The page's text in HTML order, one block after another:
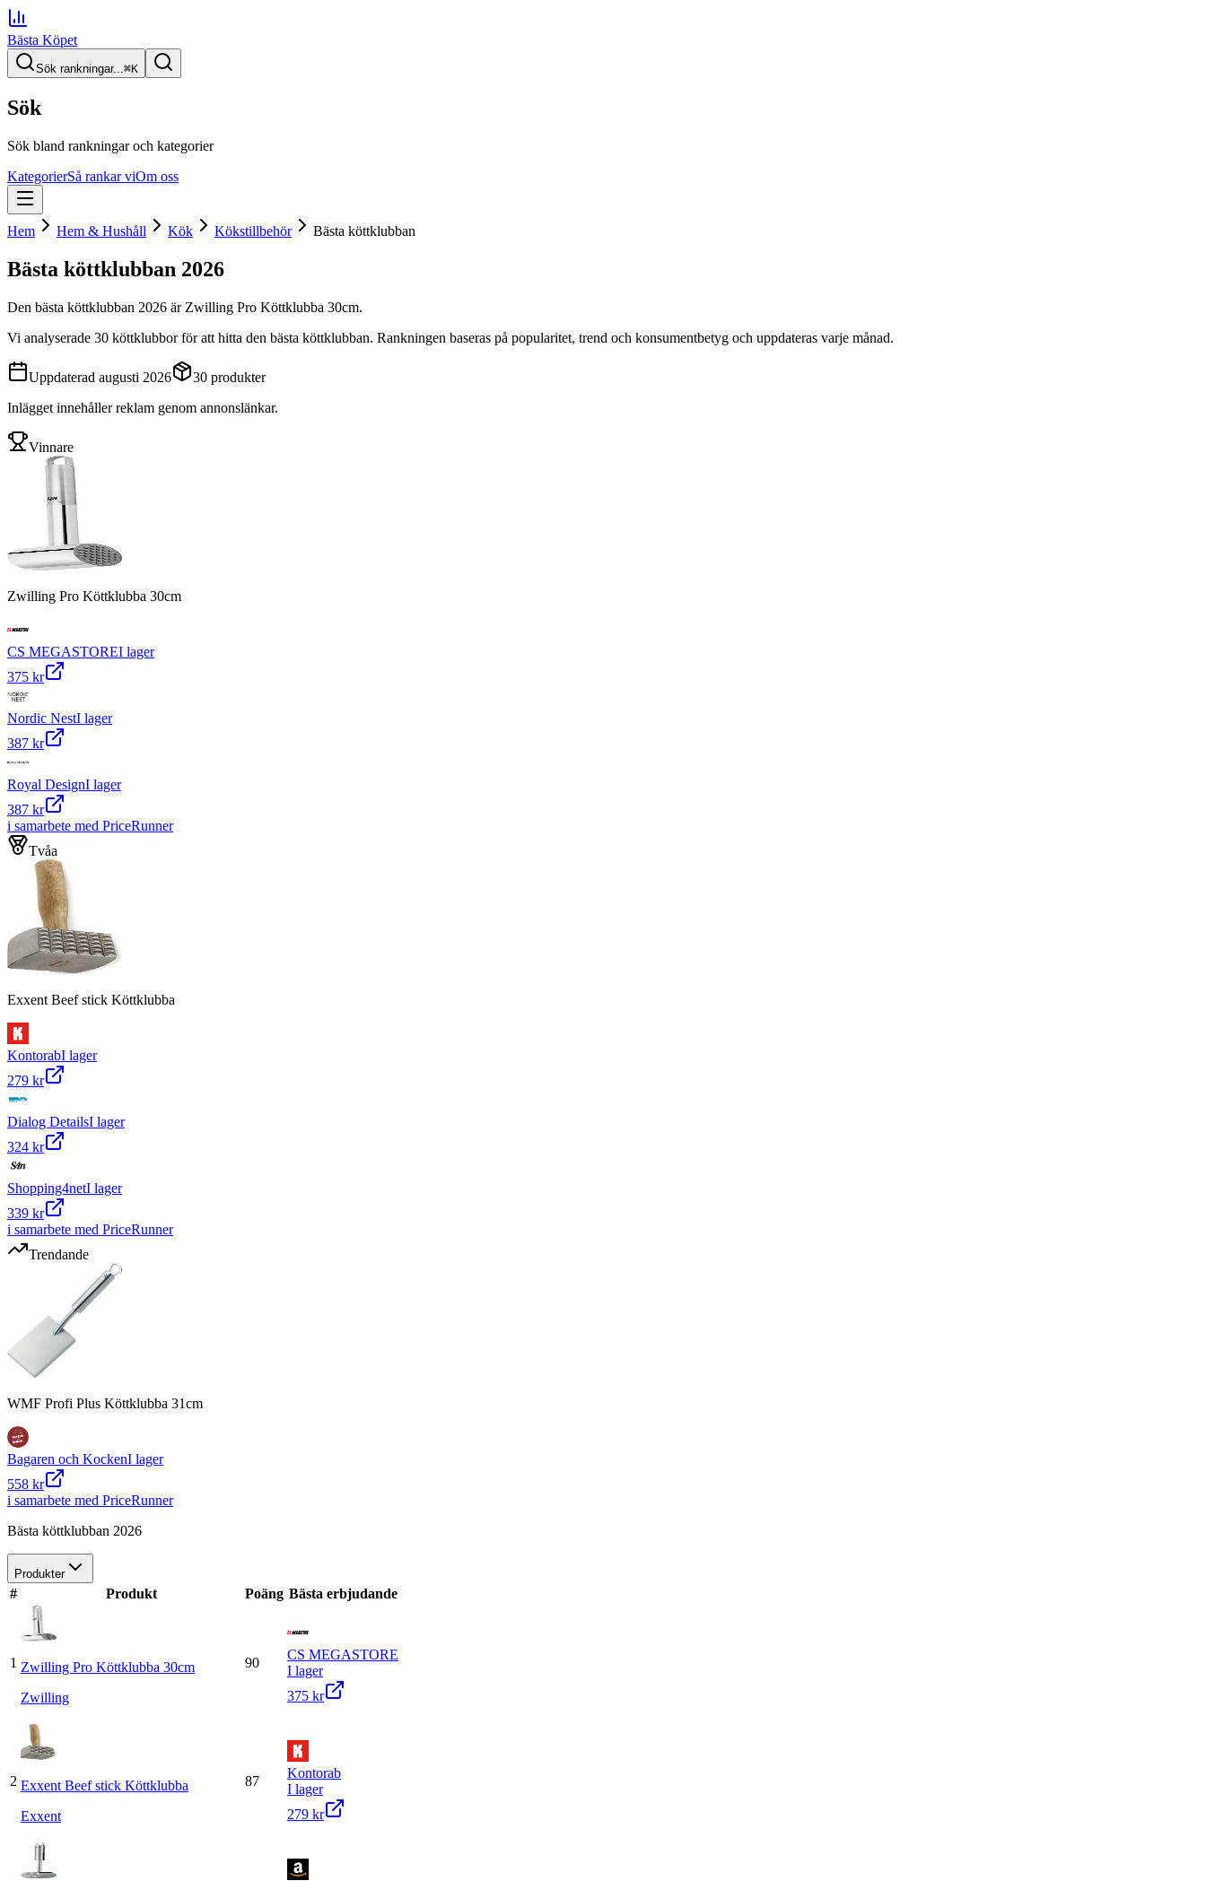
Bästa Köpet
Sök rankningar...⌘K
Sök
Sök bland rankningar och kategorier
KategorierSå rankar viOm oss
Hem Hem & Hushåll Kök Kökstillbehör Bästa köttklubban
Bästa köttklubban 2026
Den bästa köttklubban 2026 är Zwilling Pro Köttklubba 30cm.
Vi analyserade 30 köttklubborför att hitta den bästa köttklubban. Rankningen baseras på popularitet, trend och konsumentbetyg och uppdateras varje månad.
Uppdaterad augusti 2026 30 produkter
Inlägget innehåller reklam genom annonslänkar.
Vinnare
Zwilling Pro Köttklubba 30cm
CS MEGASTOREI lager
375 kr
Nordic NestI lager
387 kr
Royal DesignI lager
387 kr
i samarbete med PriceRunner
Tvåa
Exxent Beef stick Köttklubba
KontorabI lager
279 kr
Dialog DetailsI lager
324 kr
Shopping4netI lager
339 kr
i samarbete med PriceRunner
Trendande
WMF Profi Plus Köttklubba 31cm
Bagaren och KockenI lager
558 kr
i samarbete med PriceRunner
Bästa köttklubban 2026
Produkter
# Produkt Poäng Bästa erbjudande
1 Zwilling Pro Köttklubba 30cm
Zwilling
90
CS MEGASTORE
I lager
375 kr
2 Exxent Beef stick Köttklubba
Exxent
87
Kontorab
I lager
279 kr